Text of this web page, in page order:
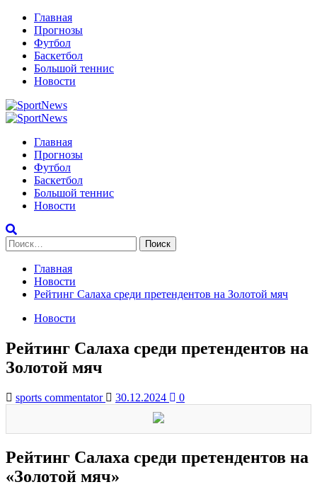
Перейти
содержимому
Главная
Прогнозы
Футбол
Баскетбол
Большой теннис
Новости
Primary
Главная
Прогнозы
Футбол
Баскетбол
Большой теннис
Новости
Найти:
Главная
Новости
Рейтинг Салаха среди претендентов на Золотой мяч
Новости
Рейтинг Салаха среди претендентов на
Золотой мяч
sports commentator 30.12.2024 0
Рейтинг Салаха среди претендентов на
«Золотой мяч»